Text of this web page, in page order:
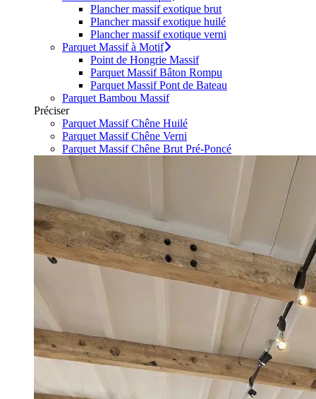
Plancher massif exotique brut
Plancher massif exotique huilé
Plancher massif exotique verni
Parquet Massif à Motif
Point de Hongrie Massif
Parquet Massif Bâton Rompu
Parquet Massif Pont de Bateau
Parquet Bambou Massif
Préciser
Parquet Massif Chêne Huilé
Parquet Massif Chêne Verni
Parquet Massif Chêne Brut Pré-Poncé